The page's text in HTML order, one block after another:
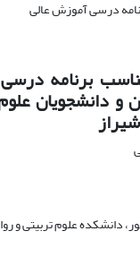
برنامه
و دانشجویان
دانشکده علوم تربیتی و